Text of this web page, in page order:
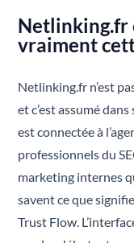
Netlinking.fr
vraiment
Netlinking.fr n’est
et c’est assumé
est connectée à
professionnels du
marketing internes
savent ce que
Trust Flow.